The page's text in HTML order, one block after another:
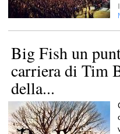
Big Fish un
carriera di Tim
della...